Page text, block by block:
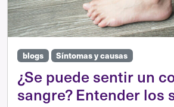
blogs Síntomas y causas
¿Se puede sentir un
sangre? Entender los